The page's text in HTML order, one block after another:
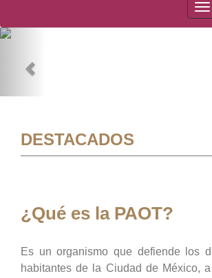
DESTACADOS
¿Qué es la PAOT?
Es un organismo que defiende los
habitantes de la Ciudad de México,